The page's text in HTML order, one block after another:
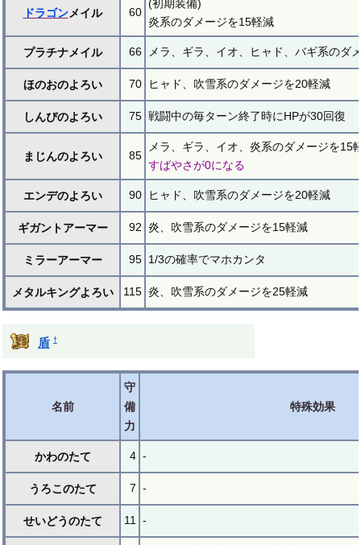
ドラゴンメイル 60
(初期装備)
炎系のダメージを15軽減
プラチナメイル 66 メラ、ギラ、イオ、ヒャド、バギ系のダ
ほのおのよろい 70 ヒャド、吹雪系のダメージを20軽減
しんぴのよろい 75 戦闘中の毎ターン終了時にHPが30回復
まじんのよろい 85
メラ、ギラ、イオ、炎系のダメージを15
すばやさが0になる
エンデのよろい 90 ヒャド、吹雪系のダメージを20軽減
ギガントアーマー 92 炎、吹雪系のダメージを15軽減
ミラーアーマー 95 1/3の確率でマホカンタ
メタルキングよろい 115 炎、吹雪系のダメージを25軽減
盾 †
名前
守
備
力
特殊効果
かわのたて 4 -
うろこのたて 7 -
せいどうのたて 11 -